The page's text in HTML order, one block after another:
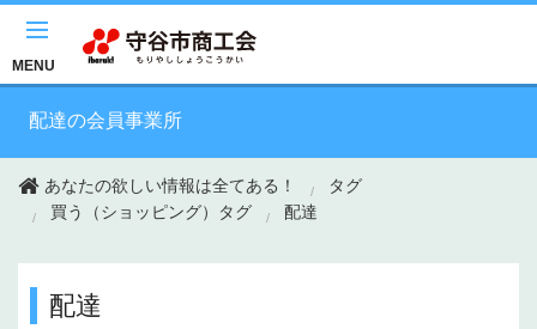
MENU
配達の会員事業所
あなたの欲しい情報は全てある！
タグ
買う（ショッピング）タグ
配達
配達